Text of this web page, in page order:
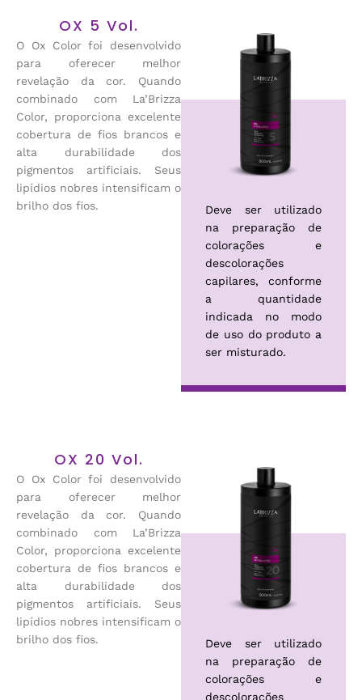
OX 5 Vol.
O Ox Color foi desenvolvido
para oferecer melhor
revelação da cor. Quando
combinado com La’Brizza
Color, proporciona excelente
cobertura de fios brancos e
alta durabilidade dos
pigmentos artificiais. Seus
lipídios nobres intensificam o
brilho dos fios.
Deve ser utilizado
na preparação de
colorações e
descolorações
capilares, conforme
a quantidade
indicada no modo
de uso do produto a
ser misturado.
OX 20 Vol.
O Ox Color foi desenvolvido
para oferecer melhor
revelação da cor. Quando
combinado com La’Brizza
Color, proporciona excelente
cobertura de fios brancos e
alta durabilidade dos
pigmentos artificiais. Seus
lipídios nobres intensificam o
brilho dos fios.
Deve ser utilizado
na preparação de
colorações e
descolorações